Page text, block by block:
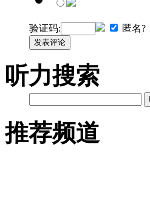
验证码: 匿名?
发表评论
听力搜索
推荐频道